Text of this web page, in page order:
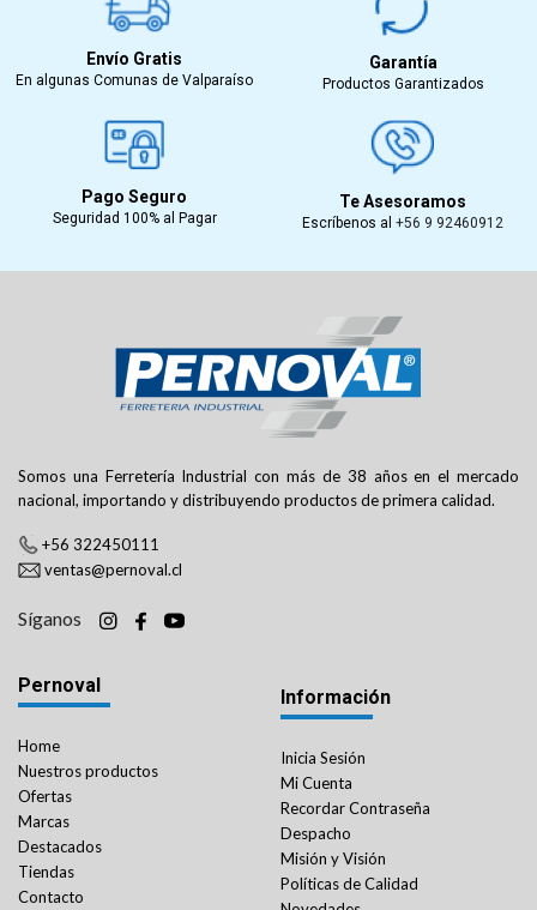
Envío Gratis
En algunas Comunas de Valparaíso
Garantía
Productos Garantizados
Pago Seguro
Seguridad 100% al Pagar
Te Asesoramos
Escríbenos al +56 9 92460912
Somos una Ferretería Industrial con más de 38 años en el mercado
nacional, importando y distribuyendo productos de primera calidad.
+56 322450111
ventas@pernoval.cl
Síganos
Pernoval
Home
Nuestros productos
Ofertas
Marcas
Destacados
Tiendas
Contacto
Información
Inicia Sesión
Mi Cuenta
Recordar Contraseña
Despacho
Misión y Visión
Políticas de Calidad